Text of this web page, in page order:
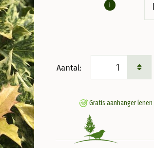
i
Osmanthus
heter.
Schijnhulst
aantal
Gratis aanhanger lenen